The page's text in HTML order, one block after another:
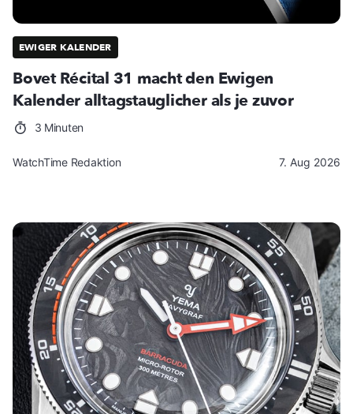
EWIGER KALENDER
Bovet Récital 31 macht den Ewigen
Kalender alltagstauglicher als je zuvor
3 Minuten
WatchTime Redaktion 7. Aug 2026